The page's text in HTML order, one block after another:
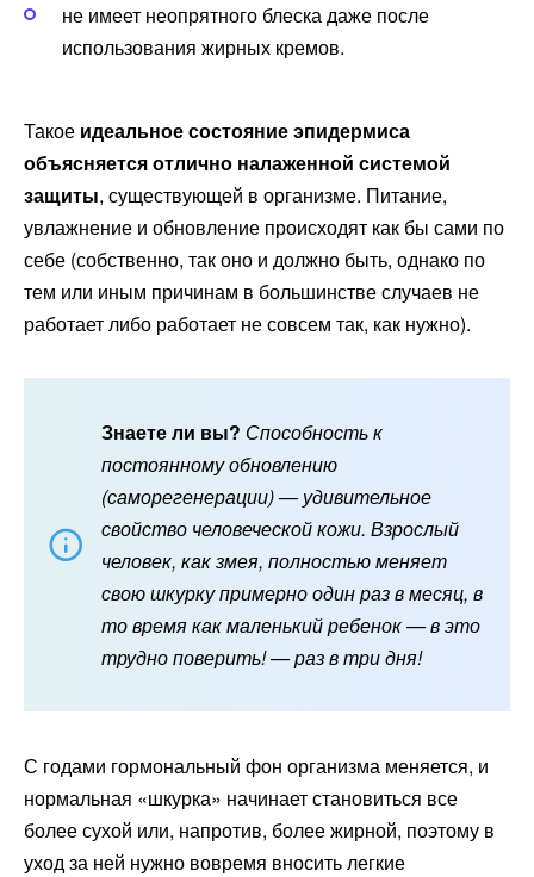
не имеет неопрятного блеска даже после
использования жирных кремов.
Такое идеальное состояние эпидермиса
объясняется отлично налаженной системой
защиты, существующей в организме. Питание,
увлажнение и обновление происходят как бы сами по
себе (собственно, так оно и должно быть, однако по
тем или иным причинам в большинстве случаев не
работает либо работает не совсем так, как нужно).
Знаете ли вы? Способность к
постоянному обновлению
(саморегенерации) — удивительное
свойство человеческой кожи. Взрослый
человек, как змея, полностью меняет
свою шкурку примерно один раз в месяц, в
то время как маленький ребенок — в это
трудно поверить! — раз в три дня!
С годами гормональный фон организма меняется, и
нормальная «шкурка» начинает становиться все
более сухой или, напротив, более жирной, поэтому в
уход за ней нужно вовремя вносить легкие